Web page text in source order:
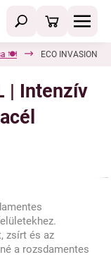
🍽️ ECO INVASION
| Intenzív
zsírt és az
a rozsdamentes